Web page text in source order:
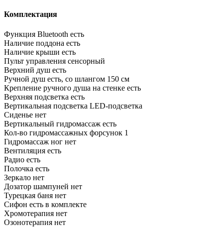
Комплектация
Функция Bluetooth есть
Наличие поддона есть
Наличие крыши есть
Пульт управления сенсорный
Верхний душ есть
Ручной душ есть, со шлангом 150 см
Крепление ручного душа на стенке есть
Верхняя подсветка есть
Вертикальная подсветка LED-подсветка
Сиденье нет
Вертикальный гидромассаж есть
Кол-во гидромассажных форсунок 1
Гидромассаж ног нет
Вентиляция есть
Радио есть
Полочка есть
Зеркало нет
Дозатор шампуней нет
Турецкая баня нет
Сифон есть в комплекте
Хромотерапия нет
Озонотерапия нет